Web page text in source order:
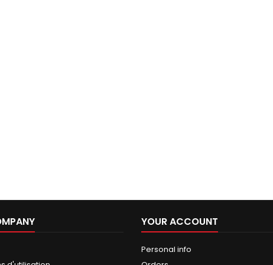
YOUR ACCOUNT
Personal info